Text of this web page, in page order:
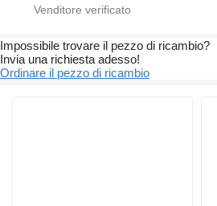
Impossibile trovare il pezzo di ricambio?
Invia una richiesta adesso!
Ordinare il pezzo di ricambio